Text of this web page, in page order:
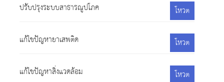
ปรับปรุงระบบสาธารณูปโภค โหวต
แก้ไขปัญหายาเสพติด โหวต
แก้ไขปัญหาสิ่งแวดล้อม โหวต